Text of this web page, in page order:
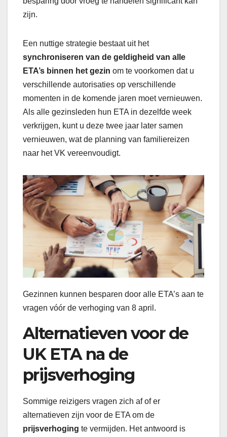
zijn.
Een nuttige strategie bestaat uit het
synchroniseren van de geldigheid van alle
ETA’s binnen het gezin om te voorkomen dat u
verschillende autorisaties op verschillende
momenten in de komende jaren moet vernieuwen.
Als alle gezinsleden hun ETA in dezelfde week
verkrijgen, kunt u deze twee jaar later samen
vernieuwen, wat de planning van familiereizen
naar het VK vereenvoudigt.
Gezinnen kunnen besparen door alle ETA’s aan te
vragen vóór de verhoging van 8 april.
Alternatieven voor de
UK ETA na de
prijsverhoging
Sommige reizigers vragen zich af of er
alternatieven zijn voor de ETA om de
prijsverhoging te vermijden. Het antwoord is